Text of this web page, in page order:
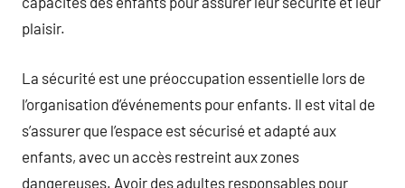
plaisir.
La sécurité est une préoccupation essentielle lors de
l’organisation d’événements pour enfants. Il est vital de
s’assurer que l’espace est sécurisé et adapté aux
enfants, avec un accès restreint aux zones
dangereuses. Avoir des adultes responsables pour